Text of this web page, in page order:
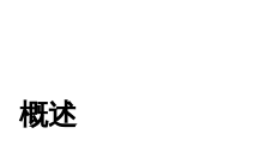
概述